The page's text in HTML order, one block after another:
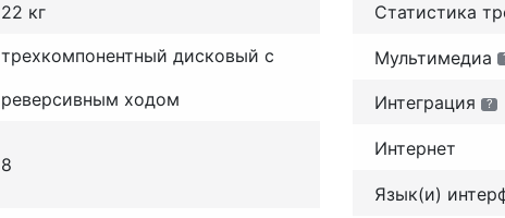
22 кг
трехкомпонентный дисковый с
реверсивным ходом
8
Статистика
Мультимедиа
Интеграция ?
Интернет
Язык(и)